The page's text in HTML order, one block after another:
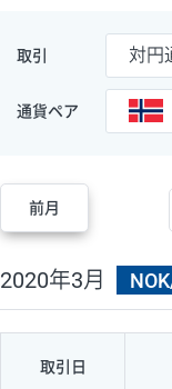
取引 対円
通貨ペア
前月
2020年3月
取引日